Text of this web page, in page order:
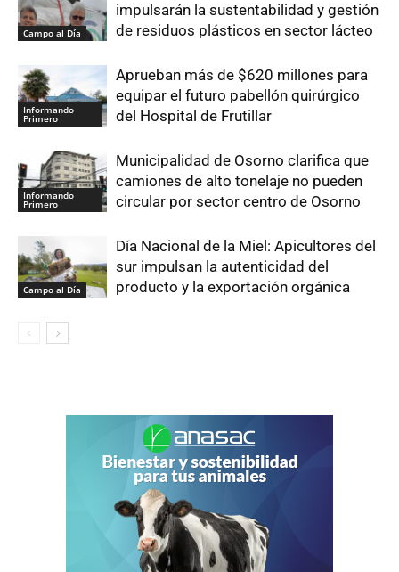
Campo al Día
impulsarán la sustentabilidad y gestión
de residuos plásticos en sector lácteo
Informando
Primero
Aprueban más de $620 millones para
equipar el futuro pabellón quirúrgico
del Hospital de Frutillar
Informando
Primero
Municipalidad de Osorno clarifica que
camiones de alto tonelaje no pueden
circular por sector centro de Osorno
Campo al Día
Día Nacional de la Miel: Apicultores del
sur impulsan la autenticidad del
producto y la exportación orgánica